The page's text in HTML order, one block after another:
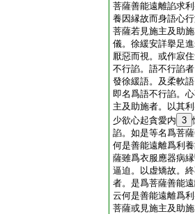
菩薩善能遠離諂求
養因縁故而身語心
菩薩若見施主及助
儀。徐緩安詳擧足
厭惡而視。或作寂
不行諂。語不行諂
發徐緩語。及柔軟
即名爲語不行諂。
主及助施者。以其
少欲心起貪愛内 3
諂。如是等名爲菩
何是善能遠離爲利
薩雖爲衣服應器病
逼迫。以虚矯故。
者。是爲菩薩善能
云何是善能遠離爲
菩薩或見施主及助